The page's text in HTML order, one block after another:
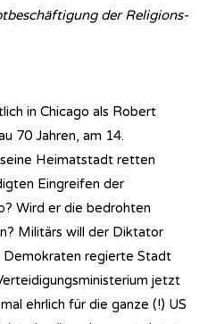
der Re­li­gi­ons­
in Chicago als Robert
70 Jahren, am 14.
Heimatstadt retten
Eingreifen der
Wird er die bedrohten
Militärs will der Diktator
Demokraten regierte Stadt
jetzt
ehrlich für die ganze (!) US